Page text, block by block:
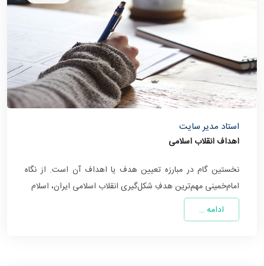
استاد مدیر سایت
اهداف انقلاب اسلامی
نخستین گام در مبارزه تعیین هدف یا اهداف آن است. از نگاه
امام‌خمینی مهم‌ترین هدفِ شکل‌گیری انقلاب اسلامی ایران، اسلام
ادامه …